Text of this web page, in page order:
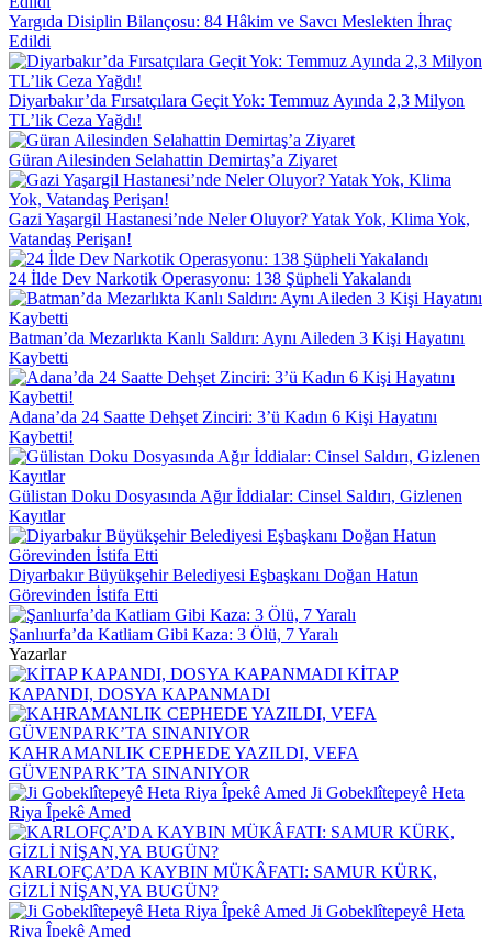
Yargıda Disiplin Bilançosu: 84 Hâkim ve Savcı Meslekten İhraç
Edildi
Diyarbakır’da Fırsatçılara Geçit Yok: Temmuz Ayında 2,3 Milyon
TL’lik Ceza Yağdı!
Güran Ailesinden Selahattin Demirtaş’a Ziyaret
Gazi Yaşargil Hastanesi’nde Neler Oluyor? Yatak Yok, Klima Yok,
Vatandaş Perişan!
24 İlde Dev Narkotik Operasyonu: 138 Şüpheli Yakalandı
Batman’da Mezarlıkta Kanlı Saldırı: Aynı Aileden 3 Kişi Hayatını
Kaybetti
Adana’da 24 Saatte Dehşet Zinciri: 3’ü Kadın 6 Kişi Hayatını
Kaybetti!
Gülistan Doku Dosyasında Ağır İddialar: Cinsel Saldırı, Gizlenen
Kayıtlar
Diyarbakır Büyükşehir Belediyesi Eşbaşkanı Doğan Hatun
Görevinden İstifa Etti
Şanlıurfa’da Katliam Gibi Kaza: 3 Ölü, 7 Yaralı
Yazarlar
KİTAP
KAPANDI, DOSYA KAPANMADI
KAHRAMANLIK CEPHEDE YAZILDI, VEFA
GÜVENPARK’TA SINANIYOR
Ji Gobeklîtepeyê Heta
Riya Îpekê Amed
KARLOFÇA’DA KAYBIN MÜKÂFATI: SAMUR KÜRK,
GİZLİ NİŞAN,YA BUGÜN?
Ji Gobeklîtepeyê Heta
Riya Îpekê Amed